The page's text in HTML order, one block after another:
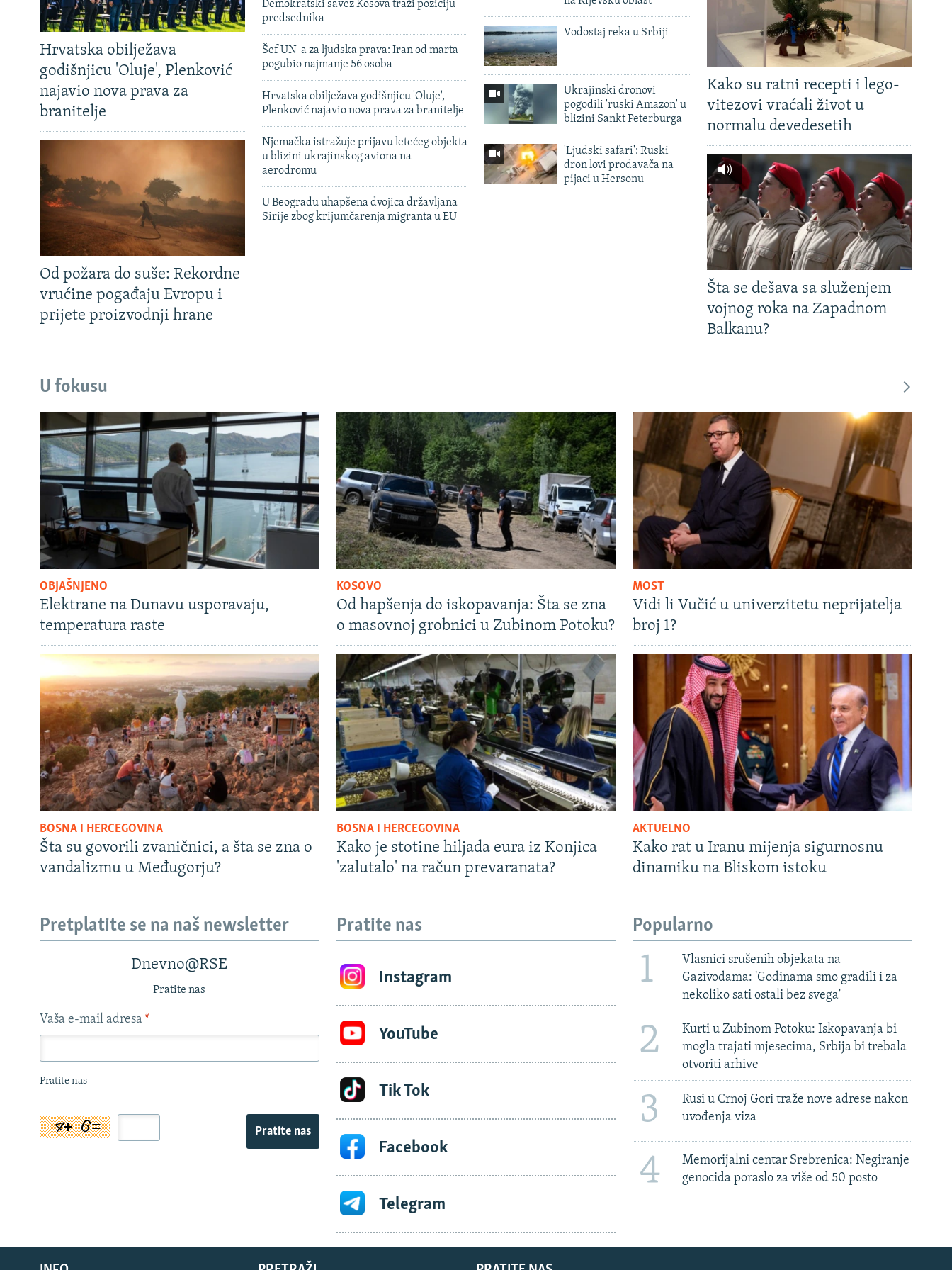
Hrvatska obilježava
godišnjicu 'Oluje', Plenković
najavio nova prava za
branitelje
Od požara do suše: Rekordne
vrućine pogađaju Evropu i
prijete proizvodnji hrane
Demokratski savez Kosova traži poziciju
predsednika
Šef UN-a za ljudska prava: Iran od marta
pogubio najmanje 56 osoba
Hrvatska obilježava godišnjicu 'Oluje',
Plenković najavio nova prava za branitelje
Njemačka istražuje prijavu letećeg objekta
u blizini ukrajinskog aviona na
aerodromu
U Beogradu uhapšena dvojica državljana
Sirije zbog krijumčarenja migranta u EU
Vodostaj reka u Srbiji
Ukrajinski dronovi
pogodili 'ruski Amazon' u
blizini Sankt Peterburga
'Ljudski safari': Ruski
dron lovi prodavača na
pijaci u Hersonu
Kako su ratni recepti i lego-
vitezovi vraćali život u
normalu devedesetih
Šta se dešava sa služenjem
vojnog roka na Zapadnom
Balkanu?
U fokusu
OBJAŠNJENO
Elektrane na Dunavu usporavaju,
temperatura raste
KOSOVO
Od hapšenja do iskopavanja: Šta se zna
o masovnoj grobnici u Zubinom Potoku?
MOST
Vidi li Vučić u univerzitetu neprijatelja
broj 1?
BOSNA I HERCEGOVINA
Šta su govorili zvaničnici, a šta se zna o
vandalizmu u Međugorju?
BOSNA I HERCEGOVINA
Kako je stotine hiljada eura iz Konjica
'zalutalo' na račun prevaranata?
AKTUELNO
Kako rat u Iranu mijenja sigurnosnu
dinamiku na Bliskom istoku
Pretplatite se na naš newsletter
Dnevno@RSE
Pratite nas
Vaša e-mail adresa *
Pratite nas
Pratite nas
Pratite nas
Instagram
YouTube
Tik Tok
Facebook
Telegram
Popularno
1
Vlasnici srušenih objekata na
Gazivodama: 'Godinama smo gradili i za
nekoliko sati ostali bez svega'
2
Kurti u Zubinom Potoku: Iskopavanja bi
mogla trajati mjesecima, Srbija bi trebala
otvoriti arhive
3
Rusi u Crnoj Gori traže nove adrese nakon
uvođenja viza
4
Memorijalni centar Srebrenica: Negiranje
genocida poraslo za više od 50 posto